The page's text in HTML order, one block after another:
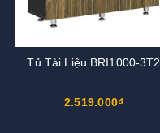
Tủ Tài Liệu BRI1000-3T2
2.519.000₫